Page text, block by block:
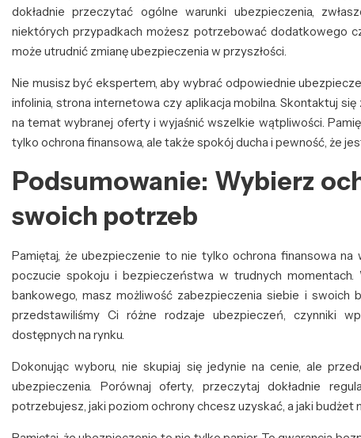
dokładnie przeczytać ogólne warunki ubezpieczenia,
niektórych przypadkach możesz potrzebować dodatkowego
może utrudnić zmianę ubezpieczenia w przyszłości.
Nie musisz być ekspertem, aby wybrać odpowiednie
infolinia, strona internetowa czy aplikacja mobilna. Skontaktuj
na temat wybranej oferty i wyjaśnić wszelkie wątpliwości.
tylko ochrona finansowa, ale także spokój ducha i pewność, że
Podsumowanie: Wybierz
swoich potrzeb
Pamiętaj, że ubezpieczenie to nie tylko ochrona finansowa
poczucie spokoju i bezpieczeństwa w trudnych momentach.
bankowego, masz możliwość zabezpieczenia siebie i swoich
przedstawiliśmy Ci różne rodzaje ubezpieczeń, czynniki
dostępnych na rynku.
Dokonując wyboru, nie skupiaj się jedynie na cenie, ale
ubezpieczenia. Porównaj oferty, przeczytaj dokładnie
potrzebujesz, jaki poziom ochrony chcesz uzyskać, a jaki budżet